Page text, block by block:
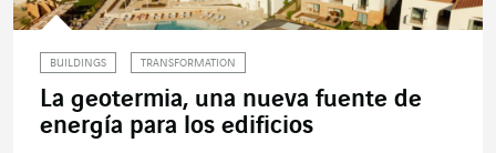
BUILDINGS TRANSFORMATION
La geotermia, una nueva fuente de
energía para los edificios